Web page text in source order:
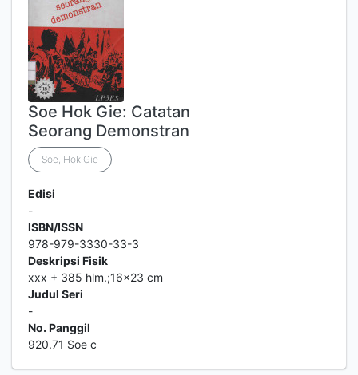
Soe Hok Gie: Catatan
Seorang Demonstran
Soe, Hok Gie
Edisi
-
ISBN/ISSN
978-979-3330-33-3
Deskripsi Fisik
xxx + 385 hlm.;16x23 cm
Judul Seri
-
No. Panggil
920.71 Soe c